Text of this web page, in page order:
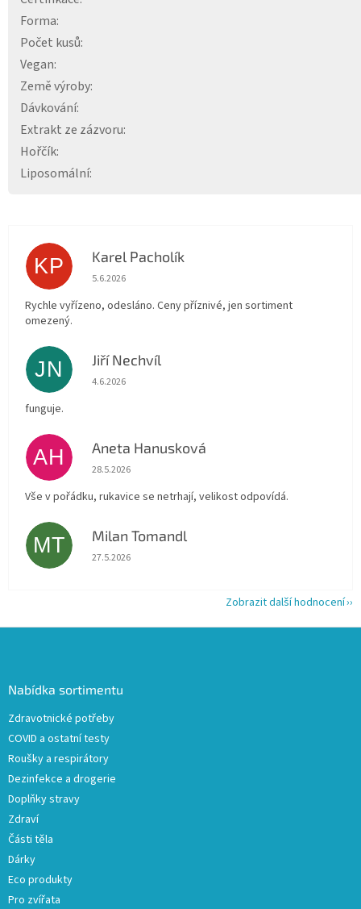
Forma:
Počet kusů:
Vegan:
Země výroby:
Dávkování:
Extrakt ze zázvoru:
Hořčík:
Liposomální:
KP Karel Pacholík
Hodnocení obchodu je 4 z 5 hvězdiček.
5.6.2026
Rychle vyřízeno, odesláno. Ceny příznivé, jen sortiment
omezený.
JN Jiří Nechvíl
Hodnocení obchodu je 5 z 5 hvězdiček.
4.6.2026
funguje.
AH Aneta Hanusková
Hodnocení obchodu je 5 z 5 hvězdiček.
28.5.2026
Vše v pořádku, rukavice se netrhají, velikost odpovídá.
MT Milan Tomandl
Hodnocení obchodu je 5 z 5 hvězdiček.
27.5.2026
Zobrazit další hodnocení
Nabídka sortimentu
Zdravotnické potřeby
COVID a ostatní testy
Roušky a respirátory
Dezinfekce a drogerie
Doplňky stravy
Zdraví
Části těla
Dárky
Eco produkty
Pro zvířata